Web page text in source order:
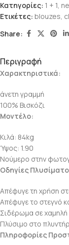
Κατηγορίες: 1 + 1,
Ετικέτες: blouzes,
Share:
Περιγραφή
Χαρακτηριστικά:
άνετη γραμμή
100% Βισκόζι
Μοντέλο:
Κιλά: 84kg
Ύψος: 1.90
Νούμερο στην
Οδηγίες
Απέφυγε τη χρήση
Απέφυγε το στεγνό
Σιδέρωμα σε
Πλύσιμο στο
Πληροφορίες